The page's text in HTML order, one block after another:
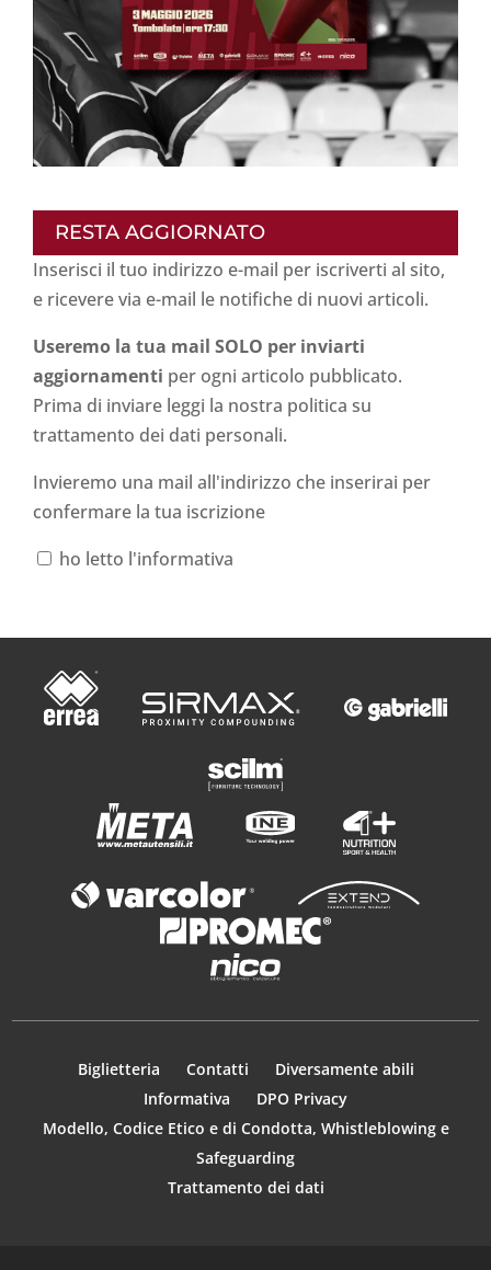
RESTA AGGIORNATO
Inserisci il tuo indirizzo e-mail per iscriverti al sito,
e ricevere via e-mail le notifiche di nuovi articoli.
Useremo la tua mail SOLO per inviarti
aggiornamenti per ogni articolo pubblicato.
Prima di inviare leggi la nostra politica su
trattamento dei dati personali.
Invieremo una mail all'indirizzo che inserirai per
confermare la tua iscrizione
ho letto l'informativa
Biglietteria Contatti
Diversamente abili
Informativa
DPO Privacy
Modello, Codice Etico e di Condotta, Whistleblowing e
Safeguarding
Trattamento dei dati